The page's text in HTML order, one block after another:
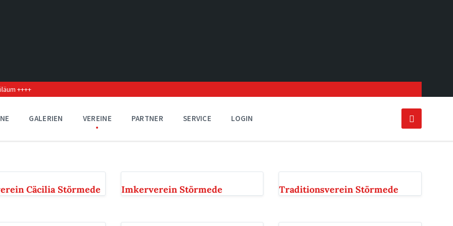
++++
GALERIEN VEREINE PARTNER SERVICE LOGIN
Cäcilia Störmede Imkerverein Störmede Traditionsverein Störmede